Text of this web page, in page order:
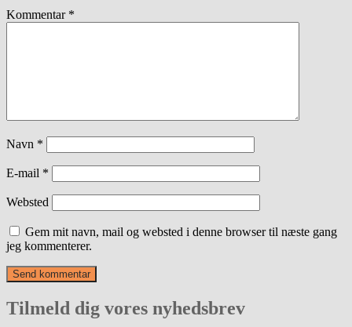
Kommentar *
Navn *
E-mail *
Websted
Gem mit navn, mail og websted i denne browser til næste gang
jeg kommenterer.
Tilmeld dig vores nyhedsbrev